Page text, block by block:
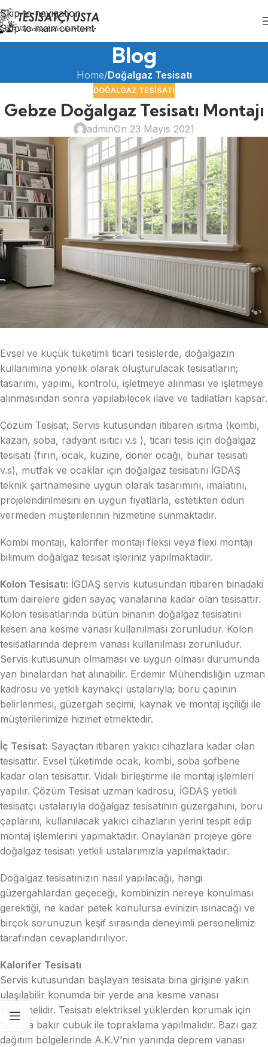
Skip to navigation
Skip to main content
Blog
Home/Doğalgaz Tesisatı
DOĞALGAZ TESISATI
Gebze Doğalgaz Tesisatı Montajı
adminOn 23 Mayıs 2021
Evsel ve küçük tüketimli ticari tesislerde, doğalgazın
kullanımına yönelik olarak oluşturulacak tesisatların;
tasarımı, yapımı, kontrolü, işletmeye alınması ve işletmeye
alınmasından sonra yapılabilecek ilave ve tadilatları kapsar.
Çözüm Tesisat; Servis kutusundan itibaren ısıtma (kombi,
kazan, soba, radyant ısıtıcı v.s ), ticari tesis için doğalgaz
tesisatı (fırın, ocak, kuzine, döner ocağı, buhar tesisatı
v.s), mutfak ve ocaklar için doğalgaz tesisatını İGDAŞ
teknik şartnamesine uygun olarak tasarımını, imalatını,
projelendirilmesini en uygun fiyatlarla, estetikten ödün
vermeden müşterilerinin hizmetine sunmaktadır.
Kombi montajı, kalorifer montajı fleksi veya flexi montajı
bilimum doğalgaz tesisat işleriniz yapılmaktadır.
Kolon Tesisatı: İGDAŞ servis kutusundan itibaren binadaki
tüm dairelere giden sayaç vanalarına kadar olan tesisattır.
Kolon tesisatlarında bütün binanın doğalgaz tesisatını
kesen ana kesme vanası kullanılması zorunludur. Kolon
tesisatlarında deprem vanası kullanılması zorunludur.
Servis kutusunun olmaması ve uygun olması durumunda
yan binalardan hat alınabilir. Erdemir Mühendisliğin uzman
kadrosu ve yetkili kaynakçı ustalarıyla; boru çapının
belirlenmesi, güzergah seçimi, kaynak ve montaj işçiliği ile
müşterilerimize hizmet etmektedir.
İç Tesisat: Sayaçtan itibaren yakıcı cihazlara kadar olan
tesisattır. Evsel tüketimde ocak, kombi, soba şofbene
kadar olan tesisattır. Vidalı birleştirme ile montaj işlemleri
yapılır. Çözüm Tesisat uzman kadrosu, İGDAŞ yetkili
tesisatçı ustalarıyla doğalgaz tesisatının güzergahını, boru
çaplarını, kullanılacak yakıcı cihazların yerini tespit edip
montaj işlemlerini yapmaktadır. Onaylanan projeye göre
doğalgaz tesisatı yetkili ustalarımızla yapılmaktadır.
Doğalgaz tesisatınızın nasıl yapılacağı, hangi
güzergahlardan geçeceği, kombinizin nereye konulması
gerektiği, ne kadar petek konulursa evinizin ısınacağı ve
birçok sorunuzun keşif sırasında deneyimli personelimiz
tarafından cevaplandırılıyor.
Kalorifer Tesisatı
Servis kutusundan başlayan tesisata bina girişine yakın
ulaşılabilir konumda bir yerde ana kesme vanası
eklenmelidir. Tesisatı elektriksel yüklerden korumak için
tesisata bakır cubuk ile topraklama yapılmalıdır. Bazı gaz
dağıtım bölgelerinde A.K.V’nin yanında deprem vanası